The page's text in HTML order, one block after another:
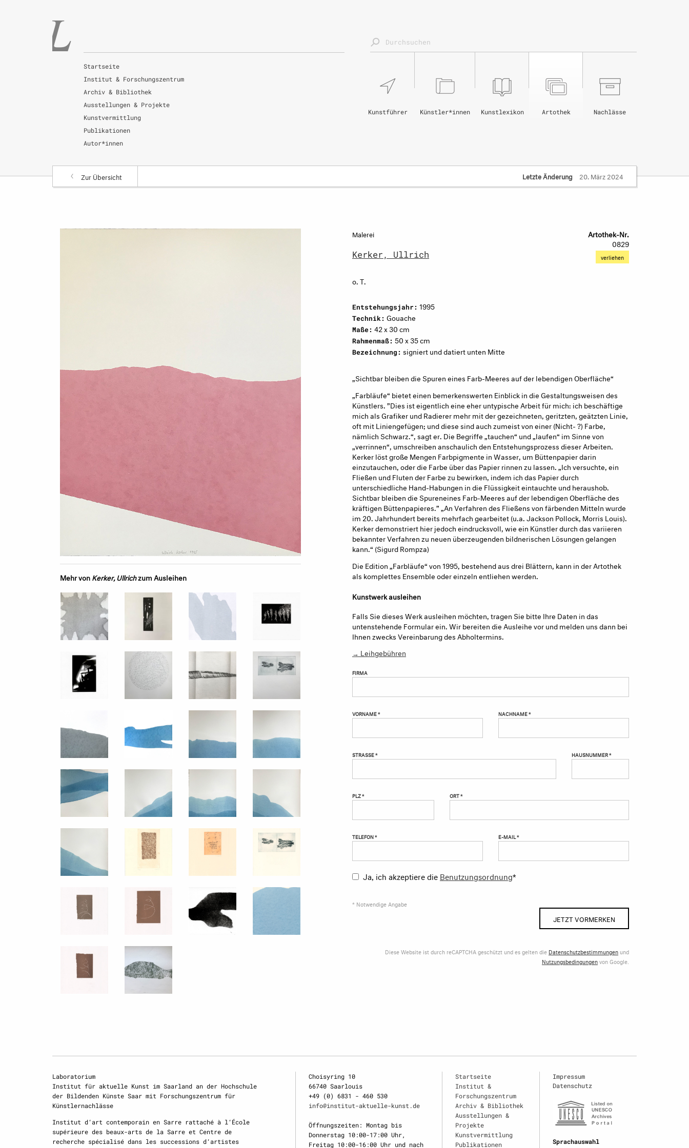
Startseite
Institut & Forschungszentrum
Archiv & Bibliothek
Ausstellungen & Projekte
Kunstvermittlung
Publikationen
Autor*innen
Nachlässe
Artothek
Kunstlexikon
Künstler*innen
Kunstführer
Zur Übersicht Letzte Änderung 20. März 2024
Mehr vonKerker, Ullrichzum Ausleihen
Malerei
Kerker, Ullrich
o. T.
Artothek-Nr.
0829
verliehen
Entstehungsjahr: 1995
Technik: Gouache
Maße: 42 x 30 cm
Rahmenmaß: 50 x 35 cm
Bezeichnung: signiert und datiert unten Mitte
„Sichtbar bleiben die Spuren eines Farb-Meeres auf der lebendigen Oberfläche“
„Farbläufe“ bietet einen bemerkenswerten Einblick in die Gestaltungsweisen des
Künstlers. ”Dies ist eigentlich eine eher untypische Arbeit für mich: ich beschäftige
mich als Grafiker und Radierer mehr mit der gezeichneten, geritzten, geätzten Linie,
oft mit Liniengefügen; und diese sind auch zumeist von einer (Nicht- ?) Farbe,
nämlich Schwarz.“, sagt er. Die Begriffe „tauchen“ und „laufen“ im Sinne von
„verrinnen“, umschreiben anschaulich den Entstehungsprozess dieser Arbeiten.
Kerker löst große Mengen Farbpigmente in Wasser, um Büttenpapier darin
einzutauchen, oder die Farbe über das Papier rinnen zu lassen. „Ich versuchte, ein
Fließen und Fluten der Farbe zu bewirken, indem ich das Papier durch
unterschiedliche Hand-Habungen in die Flüssigkeit eintauchte und heraushob.
Sichtbar bleiben die Spureneines Farb-Meeres auf der lebendigen Oberfläche des
kräftigen Büttenpapieres.” „An Verfahren des Fließens von färbenden Mitteln wurde
im 20. Jahrhundert bereits mehrfach gearbeitet (u.a. Jackson Pollock, Morris Louis).
Kerker demonstriert hier jedoch eindrucksvoll, wie ein Künstler durch das variieren
bekannter Verfahren zu neuen überzeugenden bildnerischen Lösungen gelangen
kann.“ (Sigurd Rompza)
Die Edition „Farbläufe“ von 1995, bestehend aus drei Blättern, kann in der Artothek
als komplettes Ensemble oder einzeln entliehen werden.
Kunstwerk ausleihen
Falls Sie dieses Werk ausleihen möchten, tragen Sie bitte Ihre Daten in das
untenstehende Formular ein. Wir bereiten die Ausleihe vor und melden uns dann bei
Ihnen zwecks Vereinbarung des Abholtermins.
→ Leihgebühren
FIRMA
VORNAME * NACHNAME *
STRASSE * HAUSNUMMER *
PLZ * ORT *
TELEFON * E-MAIL *
Ja, ich akzeptiere die Benutzungsordnung*
* Notwendige Angabe
JETZT VORMERKEN
Diese Website ist durch reCAPTCHA geschützt und es gelten die Datenschutzbestimmungen und
Nutzungsbedingungenvon Google.
Laboratorium
Institut für aktuelle Kunst im Saarland an der Hochschule
der Bildenden Künste Saar mit Forschungszentrum für
Künstlernachlässe
Institut d‘art contemporain en Sarre rattaché à l‘École
supérieure des beaux-arts de la Sarre et Centre de
recherche spécialisé dans les successions d‘artistes
Choisyring 10
66740 Saarlouis
+49 (0) 6831 - 460 530
info@institut-aktuelle-kunst.de
Öffnungszeiten: Montag bis
Donnerstag 10:00-17:00 Uhr,
Freitag 10:00-16:00 Uhr und nach
Startseite
Institut &
Forschungszentrum
Archiv & Bibliothek
Ausstellungen &
Projekte
Kunstvermittlung
Publikationen
Impressum
Datenschutz
Sprachauswahl